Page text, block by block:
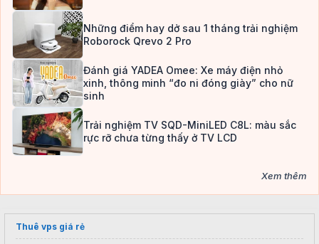
Những điểm hay dở sau 1 tháng trải nghiệm
Roborock Qrevo 2 Pro
Đánh giá YADEA Omee: Xe máy điện nhỏ
xinh, thông minh “đo ni đóng giày” cho nữ
sinh
Trải nghiệm TV SQD-MiniLED C8L: màu sắc
rực rỡ chưa từng thấy ở TV LCD
Xem thêm
Thuê vps giá rẻ